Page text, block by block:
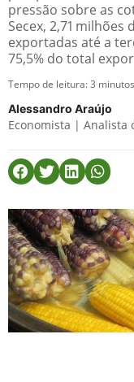
pressão sobre as
Secex, 2,71
exportadas até a
75,5% do total
Tempo de leitura:3 minutos
Alessandro Araújo
Economista | Analista